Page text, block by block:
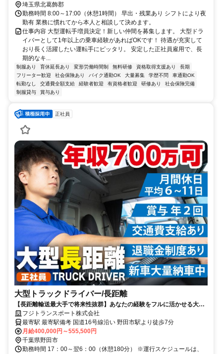
田線 清水公園駅 車で20分
埼玉県北葛飾郡
勤務時間 8:00～17:00（休憩1時間） 早出・残業あり シフトにより夜
勤有 業務に慣れてから本人と相談して決めます。
仕事内容 大型運転手増員決定！新しい仲間を募集します。 大型ドラ
イバーとして1年以上の乗車経験があればOKです！ 待遇が充実して
おり長く活躍したい運転手にピッタリ。 安定した正社員雇用で、長
期的なキ...
制服あり 育休延長あり 変形労働時間制 無料研修 資格取得支援あり
長期
フリーター歓迎
社会保険あり バイク通勤OK 大量募集 学歴不問
車通勤OK
転勤なし
交通費全額支給 経験者歓迎 有資格者歓迎 研修あり
社会保険完備
制服貸与
賞与あり
正社員
大型トラックドライバー/長距離
【長距離輸送最大手で将来性抜群】あなたの経験をフルに活かせる大型
ドライバーのお仕事です！
フジトランスポート株式会社
最寄駅 最寄駅備考 国道16号線沿い 野田市駅より徒歩7分
月給400,000円～555,500円
千葉県野田市
勤務時間 17：00～翌6：00（休憩180分） ※運行スケジュールは、